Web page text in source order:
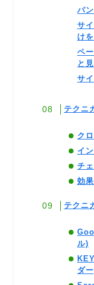
パ
サ
け
ペ
と
サ
テクニ
ク
イ
チ
効
テクニ
ル)
ダ